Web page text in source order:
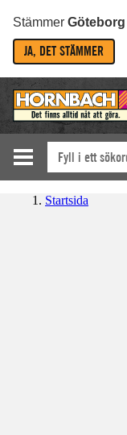
Stämmer Göteborg
JA, DET STÄMMER
Startsida